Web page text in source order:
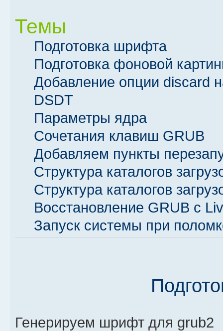
Темы
Подготовка шрифта
Подготовка фоновой
Добавление опции discard
DSDT
Параметры ядра
Сочетания клавиш GRUB
Добавляем пункты
Структура каталогов
Структура каталогов
Восстановление GRUB с
Запуск системы при
Генерируем шрифт для grub2